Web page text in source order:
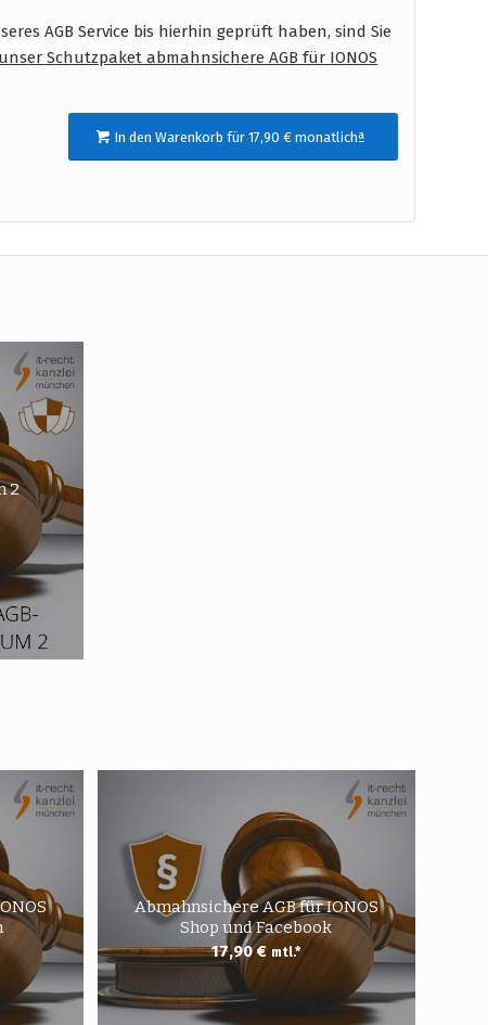
AGB Service bis hierhin geprüft haben, sind Sie
unser Schutzpaket abmahnsichere AGB für IONOS
In den Warenkorb für 17,90 € monatlichª
2
Abmahnsichere AGB für IONOS
Shop und Facebook
17,90€ mtl.*